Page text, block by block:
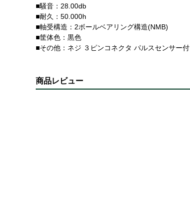
■騒音：28.00db
■耐久：50.000h
■軸受構造：2ボールベアリング構造(NMB)
■筐体色：黒色
■その他：ネジ ３ピンコネクタ パルスセンサー付
商品レビュー